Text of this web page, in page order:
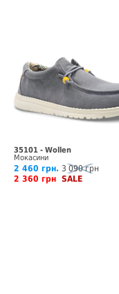
35101 - Wollen
Мокасини
2 460 грн. 3 090 грн
2 360 грн SALE